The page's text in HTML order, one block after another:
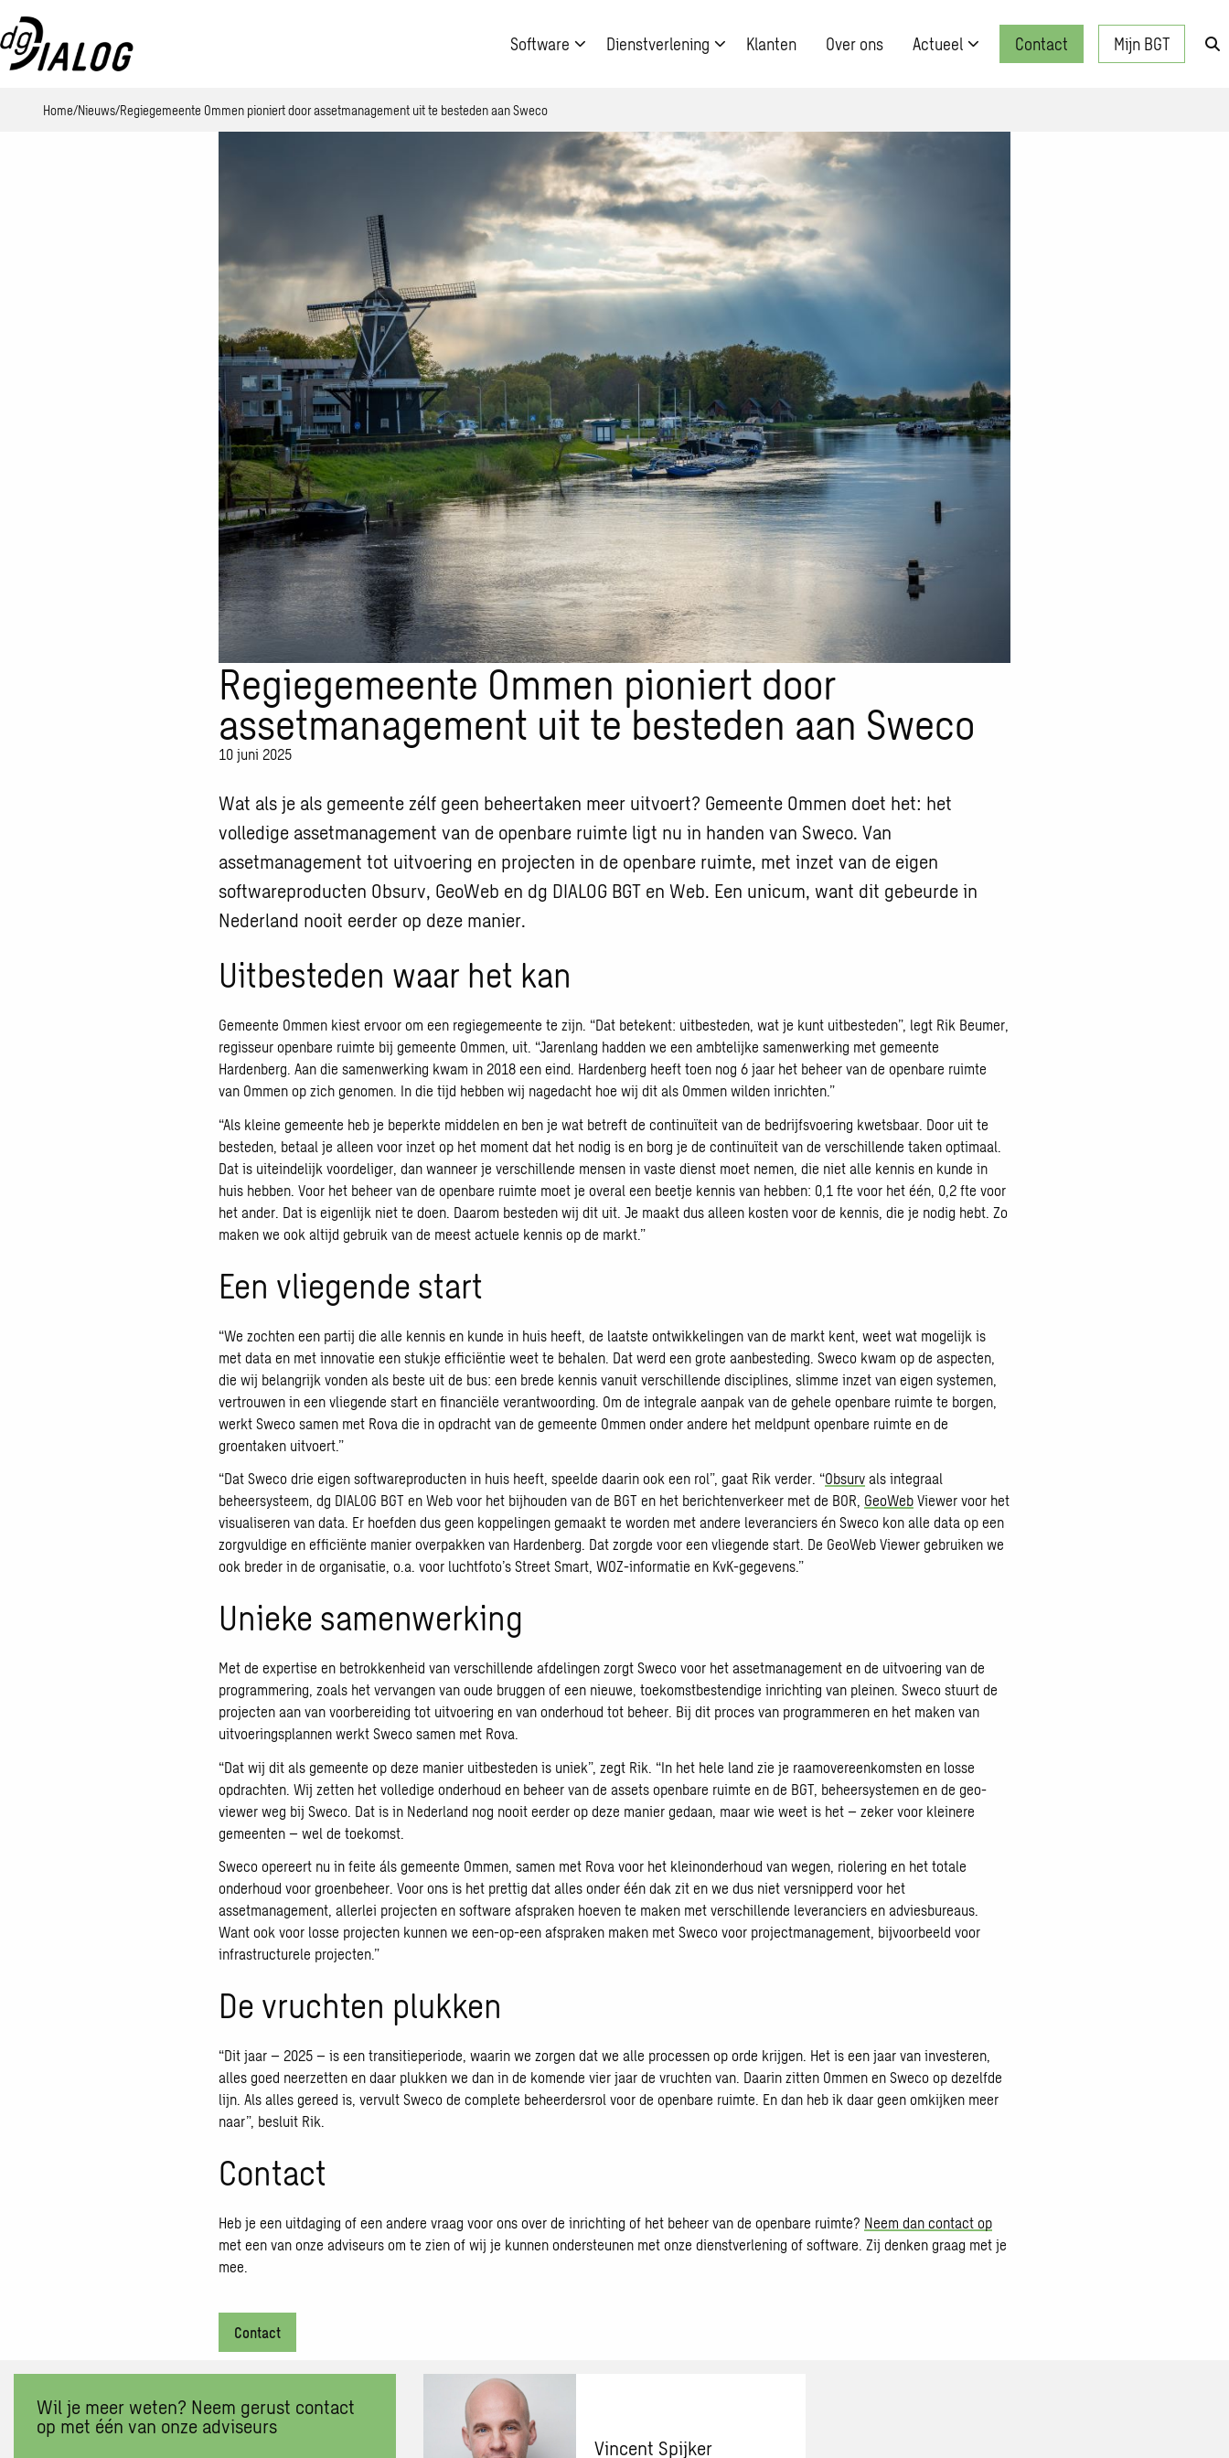
Software Dienstverlening Klanten Over ons Actueel Contact Mijn BGT
Home Nieuws Regiegemeente Ommen pioniert door assetmanagement uit te besteden aan Sweco
Regiegemeente Ommen pioniert door
assetmanagement uit te besteden aan Sweco
10 juni 2025
Wat als je als gemeente zélf geen beheertaken meer uitvoert? Gemeente Ommen doet het: het
volledige assetmanagement van de openbare ruimte ligt nu in handen van Sweco. Van
assetmanagement tot uitvoering en projecten in de openbare ruimte, met inzet van de eigen
softwareproducten Obsurv, GeoWeb en dg DIALOG BGT en Web. Een unicum, want dit gebeurde in
Nederland nooit eerder op deze manier.
Uitbesteden waar het kan
Gemeente Ommen kiest ervoor om een regiegemeente te zijn. “Dat betekent: uitbesteden, wat je kunt uitbesteden”, legt Rik Beumer,
regisseur openbare ruimte bij gemeente Ommen, uit. “Jarenlang hadden we een ambtelijke samenwerking met gemeente
Hardenberg. Aan die samenwerking kwam in 2018 een eind. Hardenberg heeft toen nog 6 jaar het beheer van de openbare ruimte
van Ommen op zich genomen. In die tijd hebben wij nagedacht hoe wij dit als Ommen wilden inrichten.”
“Als kleine gemeente heb je beperkte middelen en ben je wat betreft de continuïteit van de bedrijfsvoering kwetsbaar. Door uit te
besteden, betaal je alleen voor inzet op het moment dat het nodig is en borg je de continuïteit van de verschillende taken optimaal.
Dat is uiteindelijk voordeliger, dan wanneer je verschillende mensen in vaste dienst moet nemen, die niet alle kennis en kunde in
huis hebben. Voor het beheer van de openbare ruimte moet je overal een beetje kennis van hebben: 0,1 fte voor het één, 0,2 fte voor
het ander. Dat is eigenlijk niet te doen. Daarom besteden wij dit uit. Je maakt dus alleen kosten voor de kennis, die je nodig hebt. Zo
maken we ook altijd gebruik van de meest actuele kennis op de markt.”
Een vliegende start
“We zochten een partij die alle kennis en kunde in huis heeft, de laatste ontwikkelingen van de markt kent, weet wat mogelijk is
met data en met innovatie een stukje efficiëntie weet te behalen. Dat werd een grote aanbesteding. Sweco kwam op de aspecten,
die wij belangrijk vonden als beste uit de bus: een brede kennis vanuit verschillende disciplines, slimme inzet van eigen systemen,
vertrouwen in een vliegende start en financiële verantwoording. Om de integrale aanpak van de gehele openbare ruimte te borgen,
werkt Sweco samen met Rova die in opdracht van de gemeente Ommen onder andere het meldpunt openbare ruimte en de
groentaken uitvoert.”
“Dat Sweco drie eigen softwareproducten in huis heeft, speelde daarin ook een rol”, gaat Rik verder. “Obsurv als integraal
beheersysteem, dg DIALOG BGT en Web voor het bijhouden van de BGT en het berichtenverkeer met de BOR, GeoWeb Viewer voor het
visualiseren van data. Er hoefden dus geen koppelingen gemaakt te worden met andere leveranciers én Sweco kon alle data op een
zorgvuldige en efficiënte manier overpakken van Hardenberg. Dat zorgde voor een vliegende start. De GeoWeb Viewer gebruiken we
ook breder in de organisatie, o.a. voor luchtfoto’s Street Smart, WOZ-informatie en KvK-gegevens.”
Unieke samenwerking
Met de expertise en betrokkenheid van verschillende afdelingen zorgt Sweco voor het assetmanagement en de uitvoering van de
programmering, zoals het vervangen van oude bruggen of een nieuwe, toekomstbestendige inrichting van pleinen. Sweco stuurt de
projecten aan van voorbereiding tot uitvoering en van onderhoud tot beheer. Bij dit proces van programmeren en het maken van
uitvoeringsplannen werkt Sweco samen met Rova.
“Dat wij dit als gemeente op deze manier uitbesteden is uniek”, zegt Rik. “In het hele land zie je raamovereenkomsten en losse
opdrachten. Wij zetten het volledige onderhoud en beheer van de assets openbare ruimte en de BGT, beheersystemen en de geo-
viewer weg bij Sweco. Dat is in Nederland nog nooit eerder op deze manier gedaan, maar wie weet is het – zeker voor kleinere
gemeenten – wel de toekomst.
Sweco opereert nu in feite áls gemeente Ommen, samen met Rova voor het kleinonderhoud van wegen, riolering en het totale
onderhoud voor groenbeheer. Voor ons is het prettig dat alles onder één dak zit en we dus niet versnipperd voor het
assetmanagement, allerlei projecten en software afspraken hoeven te maken met verschillende leveranciers en adviesbureaus.
Want ook voor losse projecten kunnen we een-op-een afspraken maken met Sweco voor projectmanagement, bijvoorbeeld voor
infrastructurele projecten.”
De vruchten plukken
“Dit jaar – 2025 – is een transitieperiode, waarin we zorgen dat we alle processen op orde krijgen. Het is een jaar van investeren,
alles goed neerzetten en daar plukken we dan in de komende vier jaar de vruchten van. Daarin zitten Ommen en Sweco op dezelfde
lijn. Als alles gereed is, vervult Sweco de complete beheerdersrol voor de openbare ruimte. En dan heb ik daar geen omkijken meer
naar”, besluit Rik.
Contact
Heb je een uitdaging of een andere vraag voor ons over de inrichting of het beheer van de openbare ruimte? Neem dan contact op
met een van onze adviseurs om te zien of wij je kunnen ondersteunen met onze dienstverlening of software. Zij denken graag met je
mee.
Contact
Wil je meer weten? Neem gerust contact
op met één van onze adviseurs
Vincent Spijker